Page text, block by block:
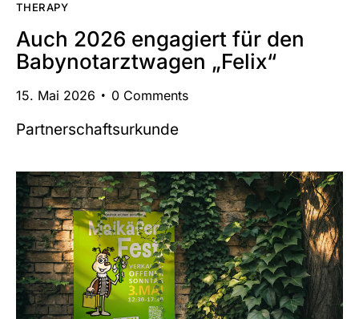
THERAPY
Auch 2026 engagiert für den
Babynotarztwagen „Felix“
15. Mai 2026 0 Comments
Partnerschaftsurkunde